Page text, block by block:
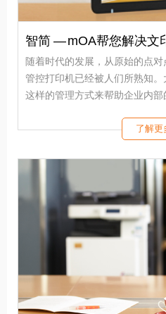
智简 — mOA帮您解决文
随着时代的发展，从原始的点
管控打印机已经被人们所熟知
这样的管理方式来帮助企业内部
了解更